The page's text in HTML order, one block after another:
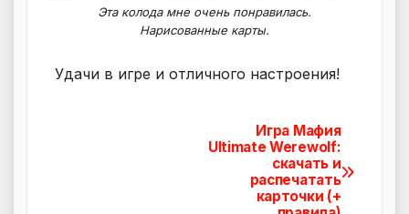
Эта колода мне очень понравилась.
Нарисованные карты.
Удачи в игре и отличного настроения!
Навигация
Игра Мафия
Ultimate Werewolf:
скачать и
распечатать
карточки (+